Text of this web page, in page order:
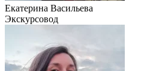
Екатерина Васильева
Экскурсовод